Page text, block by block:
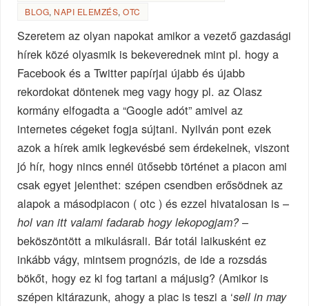
BLOG, NAPI ELEMZÉS,OTC
Szeretem az olyan napokat amikor a vezető gazdasági
hírek közé olyasmik is bekeverednek mint pl. hogy a
Facebook és a Twitter papírjai újabb és újabb
rekordokat döntenek meg vagy hogy pl. az Olasz
kormány elfogadta a “Google adót” amivel az
internetes cégeket fogja sújtani. Nyilván pont ezek
azok a hírek amik legkevésbé sem érdekelnek, viszont
jó hír, hogy nincs ennél ütősebb történet a piacon ami
csak egyet jelenthet: szépen csendben erősödnek az
alapok a másodpiacon ( otc ) és ezzel hivatalosan is –
hol van itt valami fadarab hogy lekopogjam?–
beköszöntött a mikulásrali. Bár totál laikusként ez
inkább vágy, mintsem prognózis, de ide a rozsdás
bökőt, hogy ez ki fog tartani a májusig? (Amikor is
szépen kitárazunk, ahogy a piac is teszi a ‘sell in may